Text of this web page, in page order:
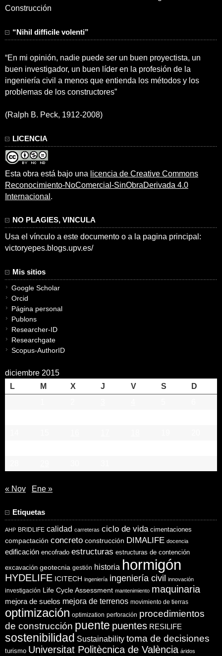
Construcción
“Nihil difficile volenti”
“En mi opinión, nadie puede ser un buen proyectista, un
buen investigador, un buen líder en la profesión de la
ingeniería civil a menos que entienda los métodos y los
problemas de los constructores”
(Ralph B. Peck, 1912-2008)
LICENCIA
Esta obra está bajo una licencia de Creative Commons
Reconocimiento-NoComercial-SinObraDerivada 4.0
Internacional .
NO PLAGIES, VINCULA
Usa el vínculo a este documento o a la pagina principal:
victoryepes.blogs.upv.es/
Mis sitios
Google Scholar
Orcid
Página personal
Publons
Researcher-ID
Researchgate
Scopus-AuthorID
diciembre 2015
L
M X J V S
D
« Nov Ene »
Etiquetas
AHP BRIDLIFE calidad carreteras ciclo de vida cimentaciones
compactación concreto construcción DIMALIFE docencia
edificación encofrado estructuras estructuras de contención
excavación geotecnia gestión historia hormigón
HYDELIFE ICITECH ingeniería ingeniería civil innovación
investigación Life Cycle Assessment mantenimiento maquinaria
mejora de suelos mejora de terrenos movimiento de tierras
optimización optimization perforación procedimientos
de construcción puente puentes RESILIFE
sostenibilidad Sustainability toma de decisiones
turismo Universitat Politècnica de València áridos